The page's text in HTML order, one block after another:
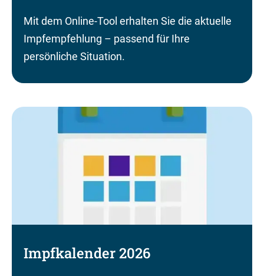
Mit dem Online-Tool erhalten Sie die aktuelle
Impfempfehlung – passend für Ihre
persönliche Situation.
Impfkalender 2026